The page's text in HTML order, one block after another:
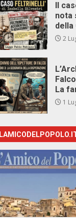
Il
nota
della
2
La
1